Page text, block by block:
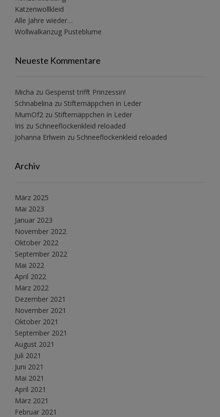
Katzenwollkleid
Alle Jahre wieder…
Wollwalkanzug Pusteblume
Neueste Kommentare
Micha zu Gespenst trifft Prinzessin!
Schnabelina zu Stiftemäppchen in Leder
MumOf2 zu Stiftemäppchen in Leder
Iris zu Schneeflockenkleid reloaded
Johanna Erlwein zu Schneeflockenkleid reloaded
Archiv
März 2025
Mai 2023
Januar 2023
November 2022
Oktober 2022
September 2022
Mai 2022
April 2022
März 2022
Dezember 2021
November 2021
Oktober 2021
September 2021
August 2021
Juli 2021
Juni 2021
Mai 2021
April 2021
März 2021
Februar 2021